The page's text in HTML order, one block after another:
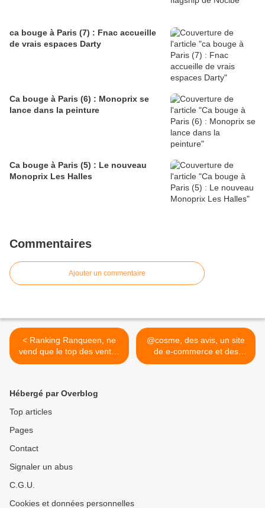
ca bouge à Paris (7) : Fnac accueille
de vrais espaces Darty
Ca bouge à Paris (6) : Monoprix se
lance dans la peinture
Ca bouge à Paris (5) : Le nouveau
Monoprix Les Halles
Commentaires
Ajouter un commentaire
< Ranking Ranqueen, ne
vend que le top des ventes
(4)
@cosme, des avis, un site
de e-commerce et des
magasins (6) >
Hébergé par Overblog
Top articles
Pages
Contact
Signaler un abus
C.G.U.
Cookies et données personnelles